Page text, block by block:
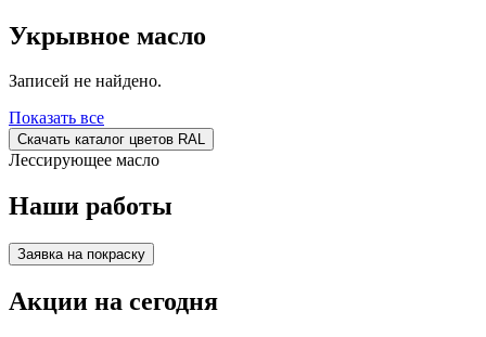
Укрывное масло
Записей не найдено.
Показать все
Скачать каталог цветов RAL
Лессирующее масло
Наши работы
Заявка на покраску
Акции на сегодня